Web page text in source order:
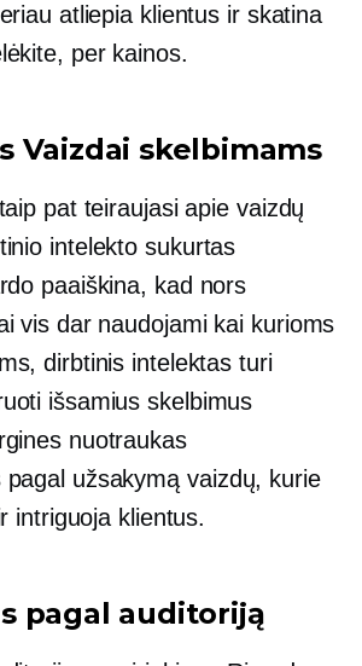
atliepia klientus ir skatina
perkainos.
Vaizdai skelbimams
pat teiraujasi apie vaizdų
intelekto sukurtas
paaiškina, kad nors
vis dar naudojami kai kurioms
dirbtinis intelektas turi
išsamius skelbimus
nuotraukas
pagal užsakymą vaizdų, kurie
intriguoja klientus.
pagal auditoriją